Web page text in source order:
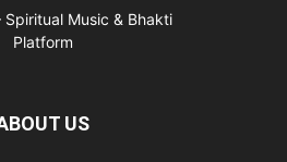
US